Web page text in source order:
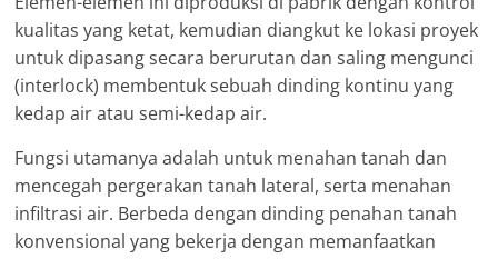
kualitas yang ketat, kemudian diangkut ke lokasi proyek
untuk dipasang secara berurutan dan saling mengunci
(interlock) membentuk sebuah dinding kontinu yang
kedap air atau semi-kedap air.
Fungsi utamanya adalah untuk menahan tanah dan
mencegah pergerakan tanah lateral, serta menahan
infiltrasi air. Berbeda dengan dinding penahan tanah
konvensional yang bekerja dengan memanfaatkan